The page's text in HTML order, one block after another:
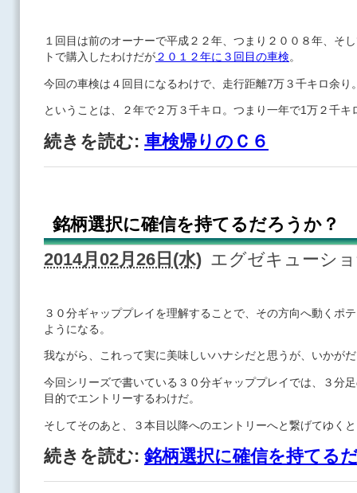
１回目は前のオーナーで平成２２年、つまり２００８年、そ
トで購入したわけだが ２０１２年に３回目の車検。
今回の車検は４回目になるわけで、走行距離7万３千キロ余り
ということは、２年で２万３千キロ。つまり一年で1万２千
続きを読む: 車検帰りのＣ６
銘柄選択に確信を持てるだろうか？
2014月02月26日(水) エグゼキューシ
３０分ギャッププレイを理解することで、その方向へ動くポ
ようになる。
我ながら、これって実に美味しいハナシだと思うが、いかが
今回シリーズで書いている３０分ギャッププレイでは、３分
目的でエントリーするわけだ。
そしてそのあと、３本目以降へのエントリーへと繋げてゆく
続きを読む: 銘柄選択に確信を持てる